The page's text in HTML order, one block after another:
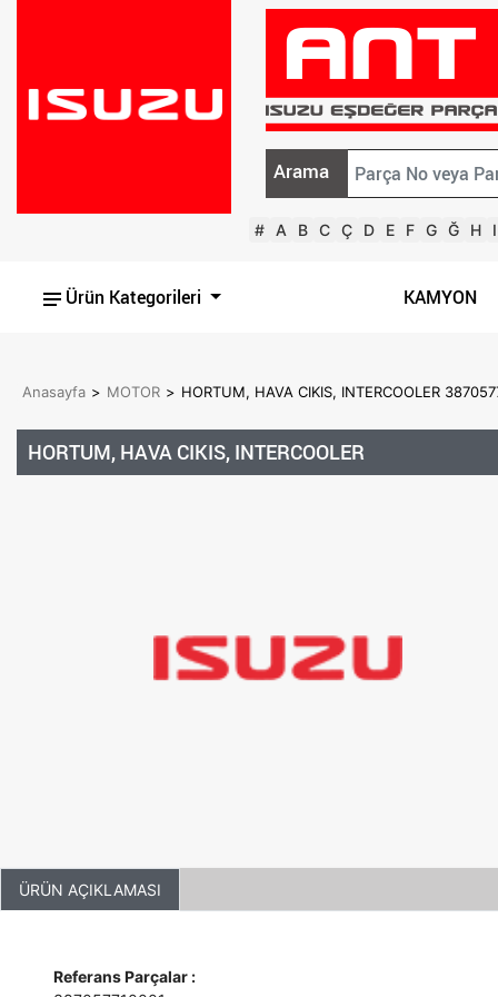
Arama
# A B C Ç D E F G Ğ H I
Ürün Kategorileri KAMYON
Anasayfa > MOTOR > HORTUM, HAVA CIKIS, INTERCOOLER
HORTUM, HAVA CIKIS, INTERCOOLER
ÜRÜN AÇIKLAMASI
Referans Parçalar :